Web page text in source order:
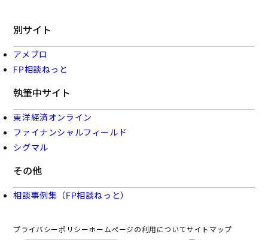
別サイト
アメブロ
FP相談ねっと
執筆中サイト
東洋経済オンライン
ファイナンシャルフィールド
シグマル
その他
相談事例集（FP相談ねっと）
プライバシーポリシーホームページの利用についてサイトマップ